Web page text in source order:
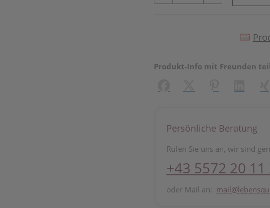
Produkt-Info mit Freunden
Persönliche Beratung
Rufen Sie uns an, wir sind
+43 5572 20 11
oder Mail an: